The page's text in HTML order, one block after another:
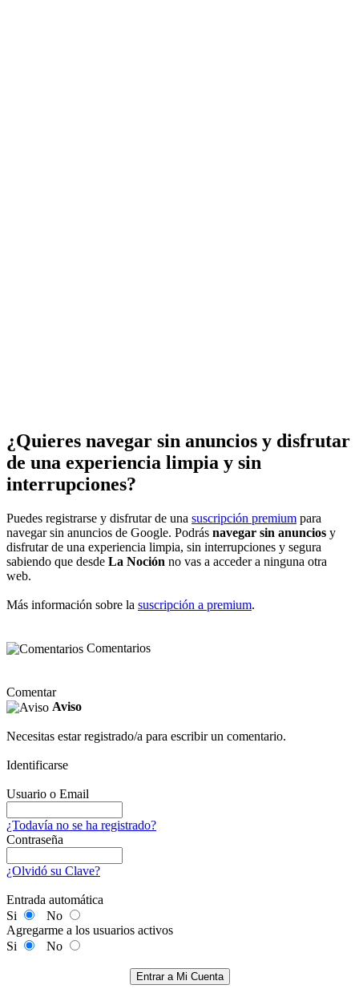
¿Quieres navegar sin anuncios y disfrutar
de una experiencia limpia y sin
interrupciones?
Puedes registrarse y disfrutar de una suscripción premium para
navegar sin anuncios de Google. Podrás navegar sin anuncios y
disfrutar de una experiencia limpia, sin interrupciones y segura
sabiendo que desde La Noción no vas a acceder a ninguna otra
web.
Más información sobre la suscripción a premium.
Comentarios
Comentar
Aviso
Necesitas estar registrado/a para escribir un comentario.
Identificarse
Usuario o Email
¿Todavía no se ha registrado?
Contraseña
¿Olvidó su Clave?
Entrada automática
Si
No
Agregarme a los usuarios activos
Si
No
Entrar a Mi Cuenta